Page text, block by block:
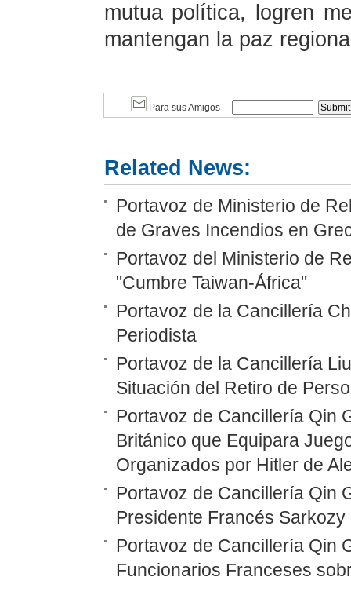
mutua política, logren
mantengan la paz
Para sus Amigos
Related News:
Portavoz de Ministerio de
de Graves Incendios en
Portavoz del Ministerio de
"Cumbre Taiwan-África"
Portavoz de la Cancillería
Periodista
Portavoz de la Cancillería
Situación del Retiro de
Portavoz de Cancillería Qin
Británico que Equipara
Organizados por Hitler de
Portavoz de Cancillería Qin
Presidente Francés
Portavoz de Cancillería Qin
Funcionarios Franceses